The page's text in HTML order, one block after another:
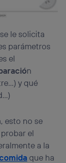
le solicita
parámetros
el
n
y qué
esto no se
el
a la
que ha